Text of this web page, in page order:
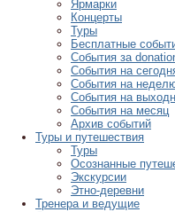
Ярмарки
Концерты
Туры
Бесплатные
События за
События на
События на
События на
События на месяц
Архив событий
Туры и путешествия
Туры
Осознанные
Экскурсии
Этно-деревни
Тренера и ведущие